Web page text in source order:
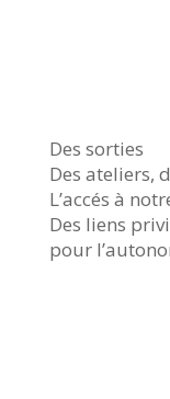
Des sorties
Des ateliers,
L’accés à
Des liens
pour